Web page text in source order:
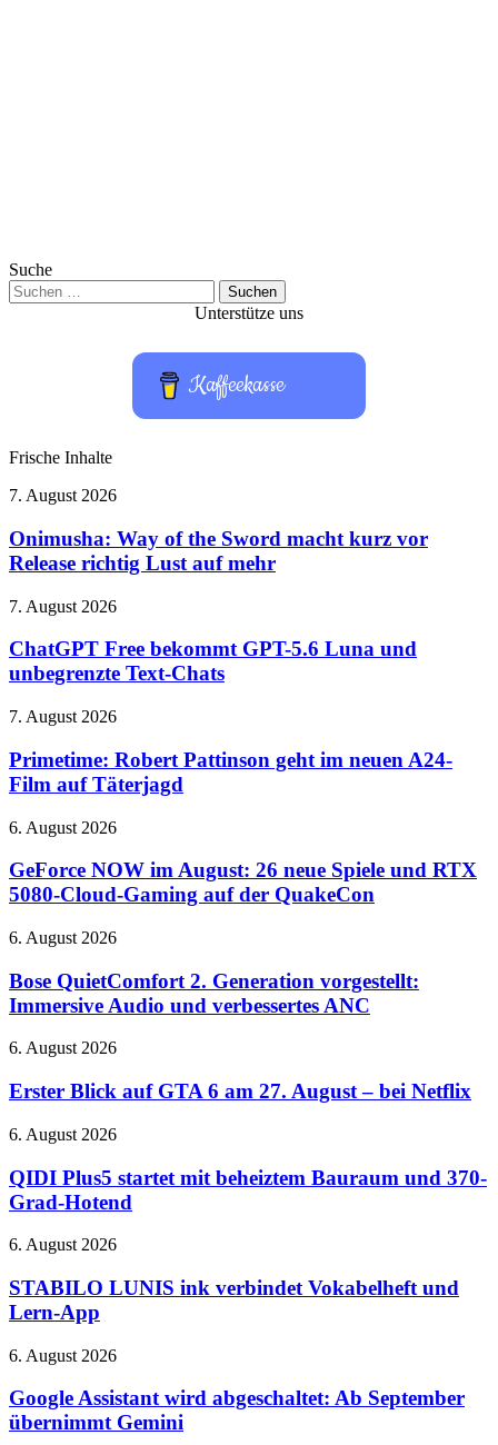
Suche
Suchen
nach:
Unterstütze uns
Kaffeekasse
Frische Inhalte
Onimusha:
of
the
Sword
kurz
Release
richtig
auf
7. August 2026
Onimusha: Way of the Sword macht kurz vor
Release richtig Lust auf mehr
ChatGPT
bekommt
GPT-
5.6
und
Text-
Chats
7. August 2026
ChatGPT Free bekommt GPT-5.6 Luna und
unbegrenzte Text-Chats
Primetime:
Pattinson
geht
im
A24-
auf
Täterjagd
7. August 2026
Primetime: Robert Pattinson geht im neuen A24-
Film auf Täterjagd
GeForce
im
August:
26
Spiele
RTX
5080-
Gaming
der
QuakeCon
6. August 2026
GeForce NOW im August: 26 neue Spiele und RTX
5080-Cloud-Gaming auf der QuakeCon
Bose
2.
Generation
vorgestellt:
Audio
verbessertes
6. August 2026
Bose QuietComfort 2. Generation vorgestellt:
Immersive Audio und verbessertes ANC
Erster
auf
GTA
6
am
27.
August
–
Netflix
6. August 2026
Erster Blick auf GTA 6 am 27. August – bei Netflix
QIDI
startet
mit
beheiztem
und
Grad-
Hotend
6. August 2026
QIDI Plus5 startet mit beheiztem Bauraum und 370-
Grad-Hotend
STABILO
ink
verbindet
Vokabelheft
Lern-
6. August 2026
STABILO LUNIS ink verbindet Vokabelheft und
Lern-App
Google
wird
abgeschaltet:
Ab
6. August 2026
Google Assistant wird abgeschaltet: Ab September
übernimmt Gemini